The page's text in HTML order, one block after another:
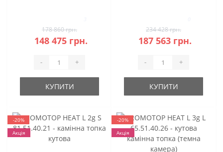
178 860 грн.
148 475 грн.
- +
КУПИТИ
камера)
234 428 грн.
187 563 грн.
- +
КУПИТИ
-20%
Акція
-20%
Акція